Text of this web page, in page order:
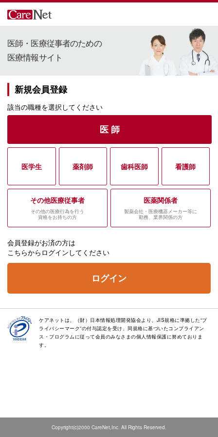
医師・医療従事者のための
医療情報サイト
新規会員登録
該当の職種を選択してください
医 師
医学生 薬剤師 歯科医師 看護師
その他医療従事者
その他の医療行為を行う
資格をお持ちの方
医薬関係者
製薬会社・医療機器メーカー等に
勤務、業界関係の方
会員登録がお済の方は
こちらからログインしてください
ログイン
ケアネットは、（財）日本情報処理開発協会より、JIS規格に準拠した“プ
ライバシーマーク”の付与認定を受け、同規格に基づいたコンプライアン
ス・プログラムに従って会員のみなさまの個人情報保護に努めておりま
す。
Copyright(c)2000 CareNet,Inc. All Rights Reserved.